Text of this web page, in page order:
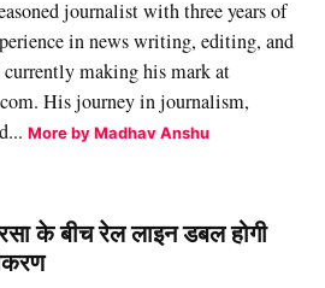
journalist with three years of
in news writing, editing, and
making his mark at
His journey in journalism,
More by Madhav Anshu
के बीच रेल लाइन डबल होगी